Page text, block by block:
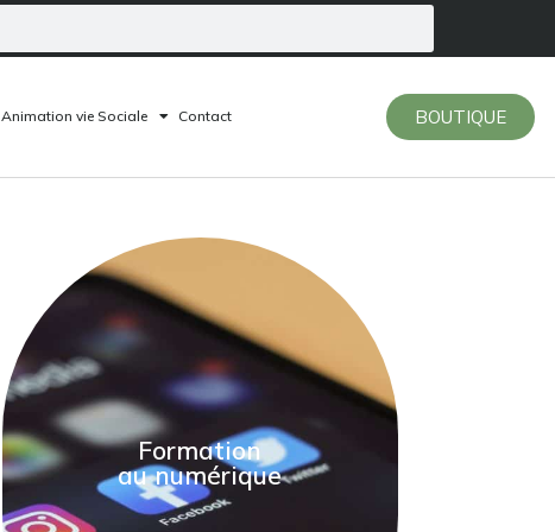
Animation vie Sociale Contact BOUTIQUE
Formation
au numérique
En savoir plus